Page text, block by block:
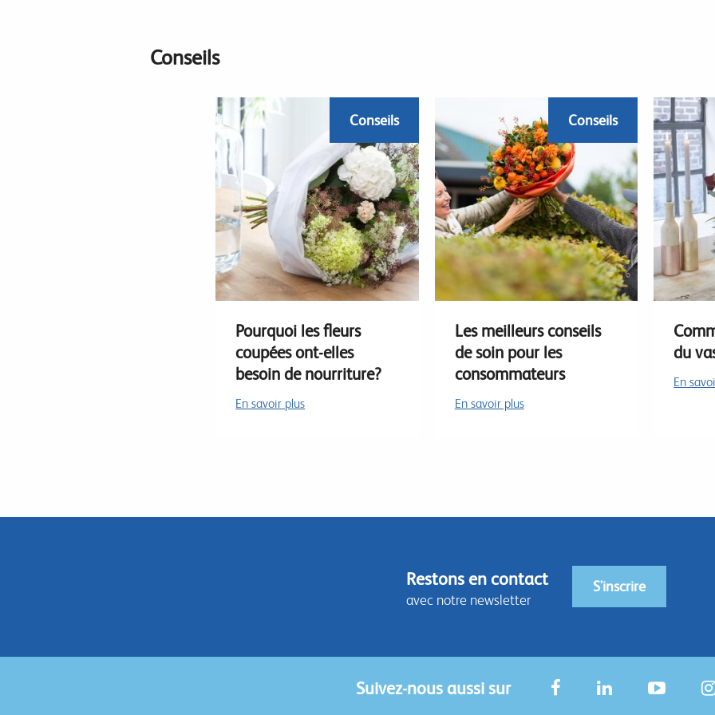
Conseils
Conseils
Pourquoi les fleurs
coupées ont-elles
besoin de nourriture?
En savoir plus
Conseils
Les meilleurs conseils
de soin pour les
consommateurs
En savoir plus
du
En
Restons en contact
avec notre newsletter
S'inscrire
Suivez-nous aussi sur